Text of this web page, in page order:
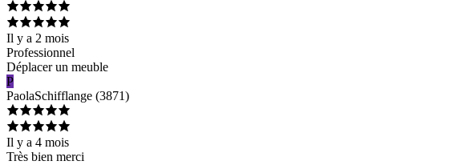
Il y a 2 mois
Professionnel
Déplacer un meuble
P
PaolaSchifflange (3871)
Il y a 4 mois
Très bien merci